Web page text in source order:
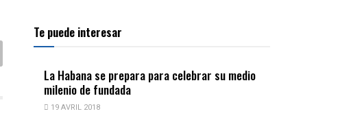
Te puede interesar
La Habana se prepara para celebrar su medio
milenio de fundada
19 AVRIL 2018